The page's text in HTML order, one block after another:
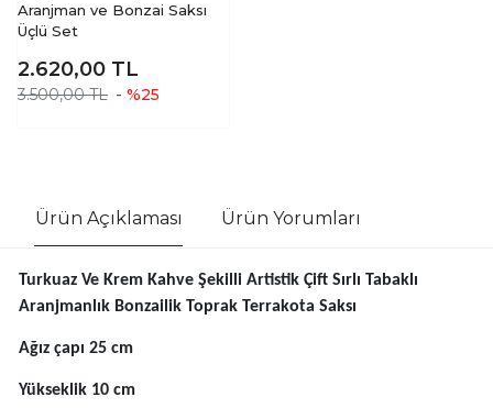
Aranjman ve Bonzai Saksı
Üçlü Set
2.620,00 TL
3.500,00 TL - %25
Ürün Açıklaması Ürün Yorumları
Turkuaz Ve Krem Kahve Şekilli Artistik Çift Sırlı Tabaklı
Aranjmanlık Bonzailik Toprak Terrakota Saksı
Ağız çapı 25 cm
Yükseklik 10 cm